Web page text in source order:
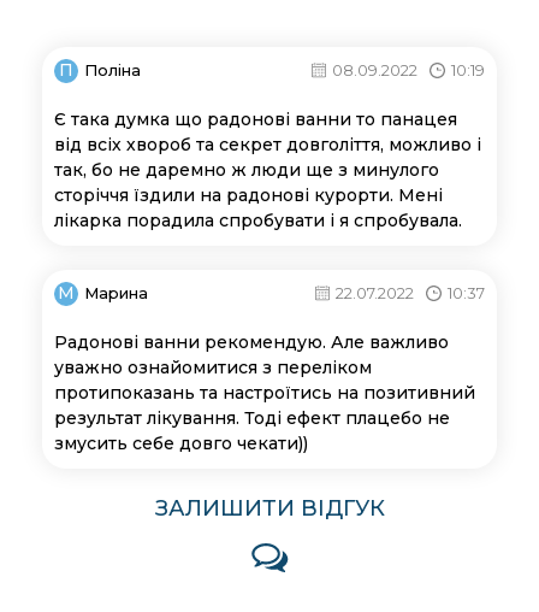
П Поліна 08.09.2022 10:19
Є така думка що радонові ванни то панацея
від всіх хвороб та секрет довголіття, можливо і
так, бо не даремно ж люди ще з минулого
сторіччя їздили на радонові курорти. Мені
лікарка порадила спробувати і я спробувала.
М Марина 22.07.2022 10:37
Радонові ванни рекомендую. Але важливо
уважно ознайомитися з переліком
протипоказань та настроїтись на позитивний
результат лікування. Тоді ефект плацебо не
змусить себе довго чекати))
ЗАЛИШИТИ ВІДГУК